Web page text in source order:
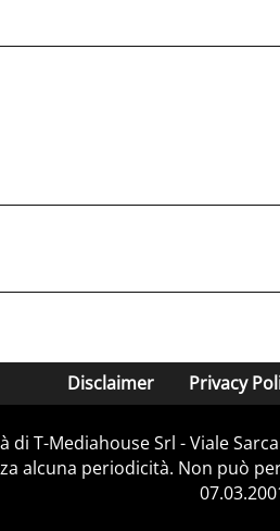
Disclaimer Privacy
T-Mediahouse Srl - Viale
alcuna periodicità. Non può